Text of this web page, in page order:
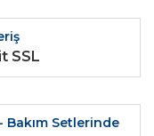
SSL
Bakım Setlerinde